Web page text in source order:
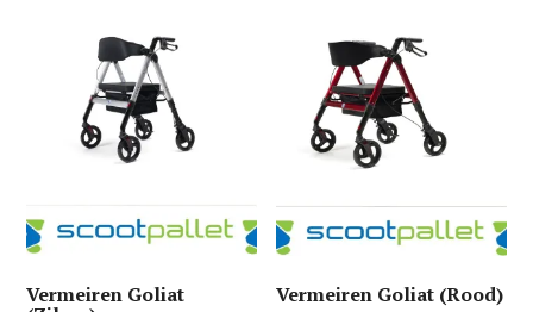
Vermeiren Goliat Vermeiren Goliat (Rood)